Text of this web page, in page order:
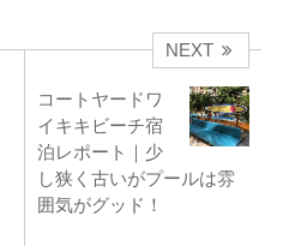
NEXT
コートヤードワ
イキキビーチ宿
泊レポート｜少
し狭く古いがプールは雰
囲気がグッド！